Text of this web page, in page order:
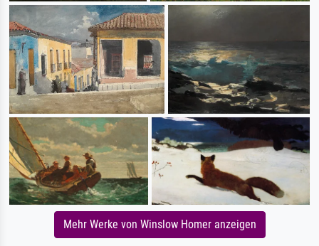
Mehr Werke von Winslow Homer anzeigen